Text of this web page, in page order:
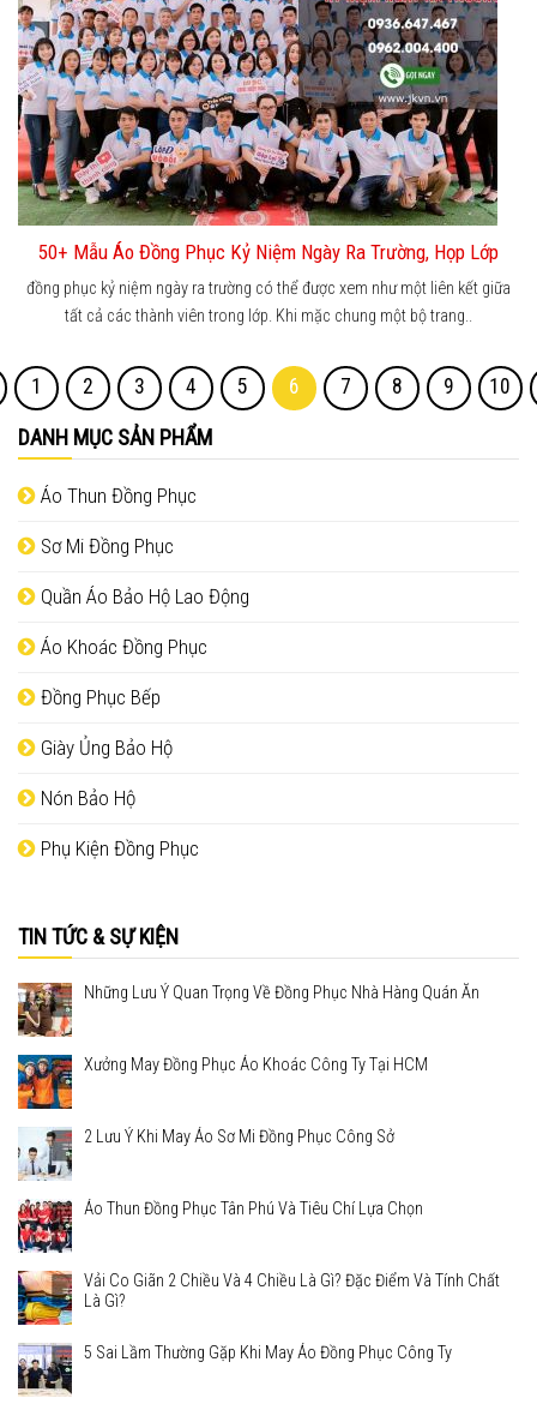
DANH MỤC SẢN PHẨM
Áo Thun Đồng Phục
Sơ Mi Đồng Phục
Quần Áo Bảo Hộ Lao Động
Áo Khoác Đồng Phục
Đồng Phục Bếp
Giày Ủng Bảo Hộ
Nón Bảo Hộ
Phụ Kiện Đồng Phục
TIN TỨC & SỰ KIỆN
Những Lưu Ý Quan Trọng Về Đồng Phục Nhà Hàng Quán Ăn
Xưởng May Đồng Phục Áo Khoác Công Ty Tại HCM
2 Lưu Ý Khi May Áo Sơ Mi Đồng Phục Công Sở
Áo Thun Đồng Phục Tân Phú Và Tiêu Chí Lựa Chọn
Vải Co Giãn 2 Chiều Và 4 Chiều Là Gì? Đặc Điểm Và Tính Chất
Là Gì?
5 Sai Lầm Thường Gặp Khi May Áo Đồng Phục Công Ty
50+ Mẫu Áo Đồng Phục Kỷ Niệm Ngày Ra Trường, Họp Lớp
đồng phục kỷ niệm ngày ra trường có thể được xem như một liên kết giữa
tất cả các thành viên trong lớp. Khi mặc chung một bộ trang..
1 2 3 4 5 6 7 8 9 10